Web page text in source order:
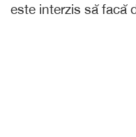
este interzis să facă